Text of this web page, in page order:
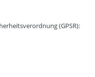
(GPSR):